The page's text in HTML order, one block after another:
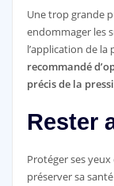
Une trop grande
endommager les
l’application de
recommandé
précis de la
Rester
Protéger ses
préserver sa